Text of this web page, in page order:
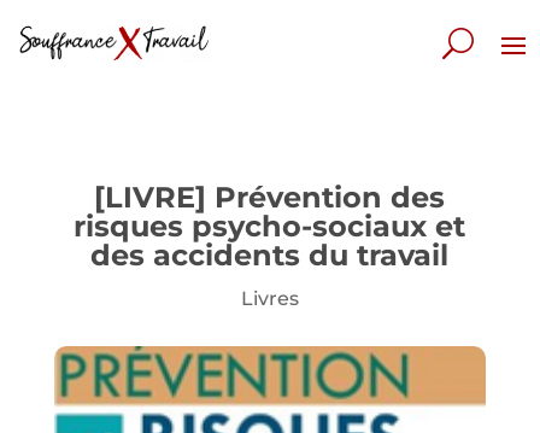
[LIVRE] Prévention des
risques psycho-sociaux et
des accidents du travail
Livres